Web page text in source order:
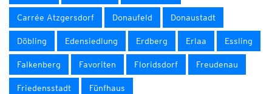
Carrée Atzgersdorf Donaufeld Donaustadt
Döbling Edensiedlung Erdberg Erlaa Essling
Falkenberg Favoriten Floridsdorf Freudenau
Friedensstadt Fünfhaus